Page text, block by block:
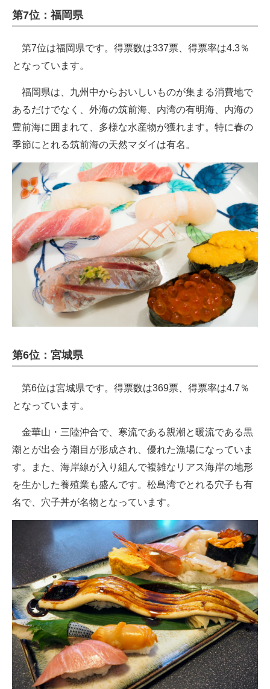
第7位：福岡県
第7位は福岡県です。得票数は337票、得票率は4.3％
となっています。
福岡県は、九州中からおいしいものが集まる消費地で
あるだけでなく、外海の筑前海、内湾の有明海、内海の
豊前海に囲まれて、多様な水産物が獲れます。特に春の
季節にとれる筑前海の天然マダイは有名。
第6位：宮城県
第6位は宮城県です。得票数は369票、得票率は4.7％
となっています。
金華山・三陸沖合で、寒流である親潮と暖流である黒
潮とが出会う潮目が形成され、優れた漁場になっていま
す。また、海岸線が入り組んで複雑なリアス海岸の地形
を生かした養殖業も盛んです。松島湾でとれる穴子も有
名で、穴子丼が名物となっています。